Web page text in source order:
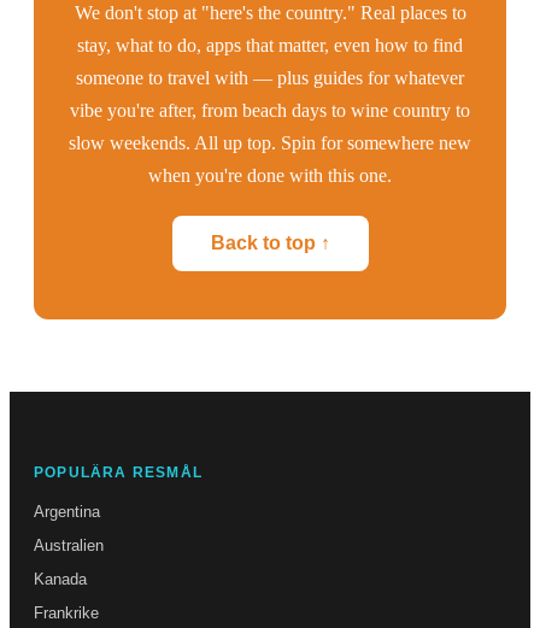
We don't stop at "here's the country." Real places to
stay, what to do, apps that matter, even how to find
someone to travel with — plus guides for whatever
vibe you're after, from beach days to wine country to
slow weekends. All up top. Spin for somewhere new
when you're done with this one.
Back to top ↑
POPULÄRA RESMÅL
Argentina
Australien
Kanada
Frankrike